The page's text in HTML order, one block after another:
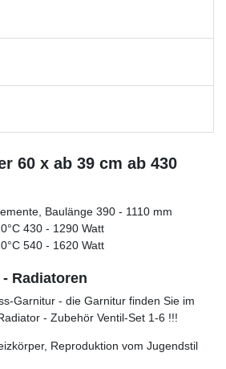
60 x ab 39 cm ab 430
Baulänge 390 - 1110 mm
430 - 1290 Watt
540 - 1620 Watt
Radiatoren
Garnitur - die Garnitur finden Sie im
- Zubehör Ventil-Set 1-6 !!!
Reproduktion vom Jugendstil